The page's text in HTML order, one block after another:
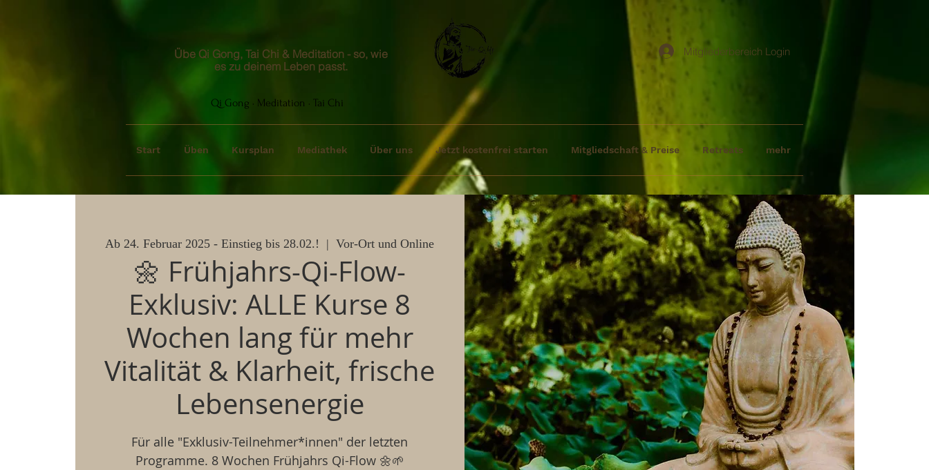
Übe Qi Gong, Tai Chi & Meditation - so, wie
es zu deinem Leben passt.
Mitgliederbereich Login
Qi Gong · Meditation · Tai Chi
Start Üben Kursplan Mediathek Über uns Jetzt kostenfrei starten Mitgliedschaft & Preise Retreats mehr
Ab 24. Februar 2025 - Einstieg bis 28.02.!
  |
Vor-Ort und Online
🌼 Frühjahrs-Qi-Flow-
Exklusiv: ALLE Kurse 8
Wochen lang für mehr
Vitalität & Klarheit, frische
Lebensenergie
Für alle "Exklusiv-Teilnehmer*innen" der letzten
Programme. 8 Wochen Frühjahrs Qi-Flow 🌼🌱